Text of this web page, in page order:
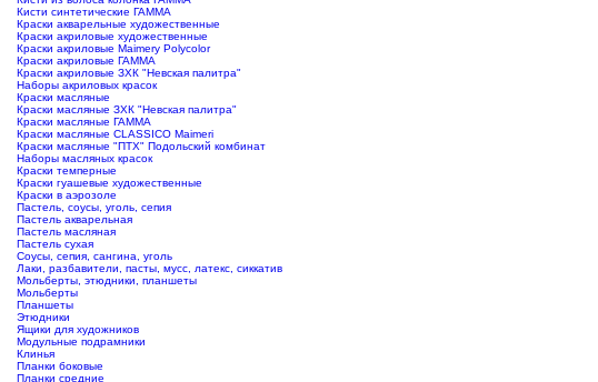
Кисти синтетические ГАММА
Краски акварельные художественные
Краски акриловые художественные
Краски акриловые Maimery Polycolor
Краски акриловые ГАММА
Краски акриловые ЗХК "Невская палитра"
Наборы акриловых красок
Краски масляные
Краски масляные ЗХК "Невская палитра"
Краски масляные ГАММА
Краски масляные CLASSICO Maimeri
Краски масляные "ПТХ" Подольский комбинат
Наборы масляных красок
Краски темперные
Краски гуашевые художественные
Краски в аэрозоле
Пастель, соусы, уголь, сепия
Пастель акварельная
Пастель масляная
Пастель сухая
Соусы, сепия, сангина, уголь
Лаки, разбавители, пасты, мусс, латекс, сиккатив
Мольберты, этюдники, планшеты
Мольберты
Планшеты
Этюдники
Ящики для художников
Модульные подрамники
Клинья
Планки боковые
Планки средние